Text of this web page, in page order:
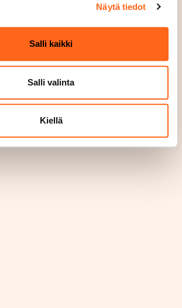
Näytä tiedot
Salli kaikki
Salli valinta
Kiellä